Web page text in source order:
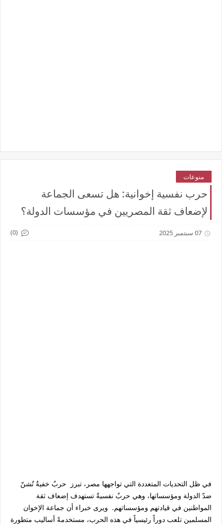
منوعات
حرب نفسية إخوانية: هل تسعى الجماعة
لإضعاف ثقة المصريين في مؤسسات الدولة؟
07 سبتمبر 2025 (0)
في ظل التحديات المتعددة التي تواجهها مصر، تبرز حربٌ خفيةٌ تُشنّ
ضدّ الدولة ومؤسساتها، وهي حربٌ نفسيةٌ تستهدف إضعاف ثقة
المواطنين في قيادتهم ومؤسساتهم. ويرى خبراء أن جماعة الإخوان
المسلمين تلعب دوراً رئيسياً في هذه الحرب، مستخدمةً أساليب متطورة